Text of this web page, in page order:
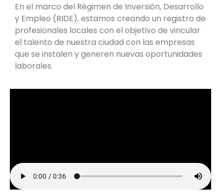
En el marco del Régimen de Inversión, Desarrollo
y Empleo (RIDE), estamos creando un registro de
profesionales locales con el objetivo de vincular
el talento de nuestra ciudad con las empresas
que se instalen y generen nuevas oportunidades
laborales.